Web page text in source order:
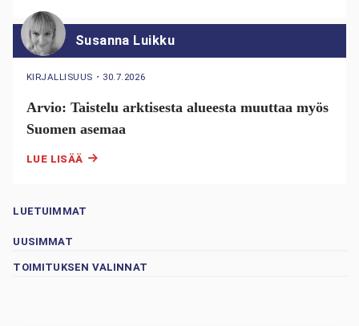
Susanna Luikku
KIRJALLISUUS ・ 30.7.2026
Arvio: Taistelu arktisesta alueesta muuttaa myös
Suomen asemaa
LUE LISÄÄ
LUETUIMMAT
UUSIMMAT
TOIMITUKSEN VALINNAT